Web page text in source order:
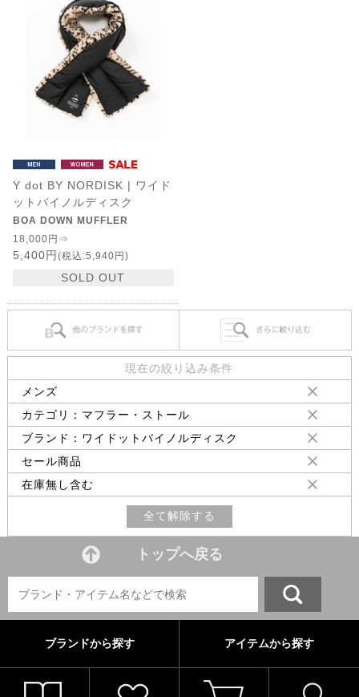
Y dot BY NORDISK | ワイド
ットバイノルディスク
BOA DOWN MUFFLER
18,000円⇒
5,400円 (税込:5,940円)
SOLD OUT
現在の絞り込み条件
メンズ
カテゴリ：マフラー・ストール
ブランド：ワイドットバイノルディスク
セール商品
在庫無し含む
全て解除する
トップへ戻る
ブランドから探す アイテムから探す